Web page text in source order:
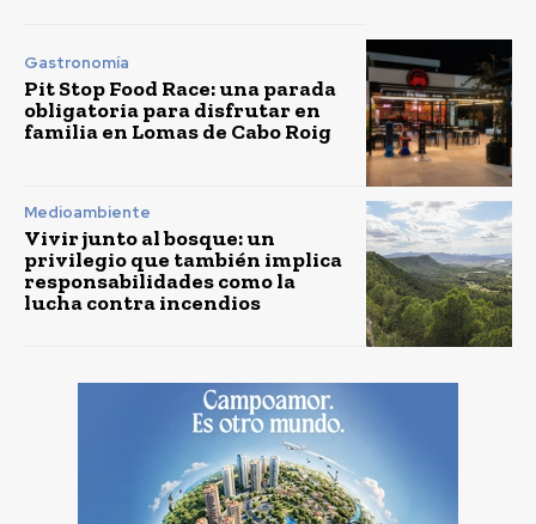
Gastronomía
Pit Stop Food Race: una parada
obligatoria para disfrutar en
familia en Lomas de Cabo Roig
Medioambiente
Vivir junto al bosque: un
privilegio que también implica
responsabilidades como la
lucha contra incendios